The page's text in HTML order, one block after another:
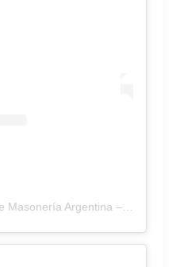
Una publicación compartida de Masonería Argentina – Cultura (@cultura_masoneria)